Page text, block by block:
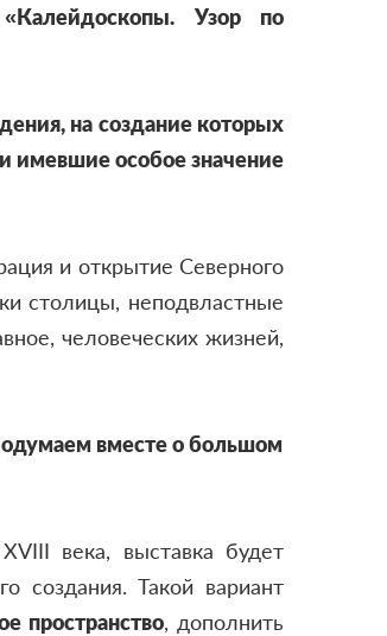
Калейдоскопы. Узор по
на создание которых
имевшие особое значение
и открытие Северного
столицы, неподвластные
человеческих жизней,
вместе о большом
века, выставка будет
создания. Такой вариант
пространство, дополнить